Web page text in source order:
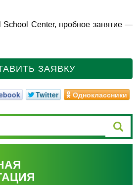
School Center, пробное занятие —
ЗАЯВКУ
Twitter
Одноклассники